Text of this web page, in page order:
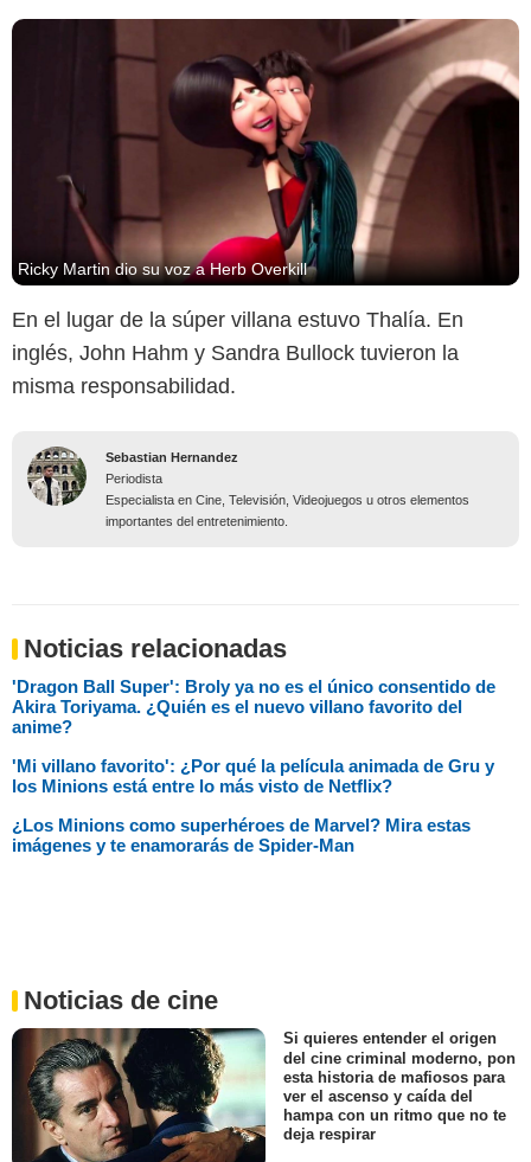
Ricky Martin dio su voz a Herb Overkill
En el lugar de la súper villana estuvo Thalía. En
inglés, John Hahm y Sandra Bullock tuvieron la
misma responsabilidad.
Sebastian Hernandez
Periodista
Especialista en Cine, Televisión, Videojuegos u otros elementos
importantes del entretenimiento.
Noticias relacionadas
'Dragon Ball Super': Broly ya no es el único consentido de
Akira Toriyama. ¿Quién es el nuevo villano favorito del
anime?
'Mi villano favorito': ¿Por qué la película animada de Gru y
los Minions está entre lo más visto de Netflix?
¿Los Minions como superhéroes de Marvel? Mira estas
imágenes y te enamorarás de Spider-Man
Noticias de cine
Si quieres entender el origen
del cine criminal moderno, pon
esta historia de mafiosos para
ver el ascenso y caída del
hampa con un ritmo que no te
deja respirar